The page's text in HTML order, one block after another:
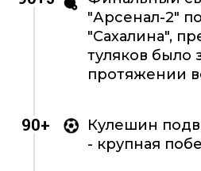
"Арсенал-2"
"Сахалина",
туляков было
протяжении
90+
Кулешин
- крупная